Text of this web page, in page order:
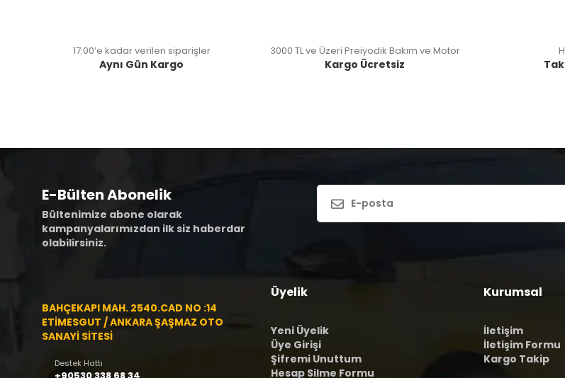
17:00’e kadar verilen siparişler
Aynı Gün Kargo
3000 TL ve Üzeri Preiyodik Bakım ve Motor
Kargo Ücretsiz
E-Bülten Abonelik
Bültenimize abone olarak
kampanyalarımızdan ilk siz haberdar
olabilirsiniz.
BAHÇEKAPI MAH. 2540.CAD NO :14
ETİMESGUT / ANKARA ŞAŞMAZ OTO
SANAYİ SİTESİ
Destek Hattı
Üyelik
Yeni Üyelik
Üye Girişi
Şifremi Unuttum
Hesap Silme Formu
Kurumsal
İletişim
İletişim Formu
Kargo Takip